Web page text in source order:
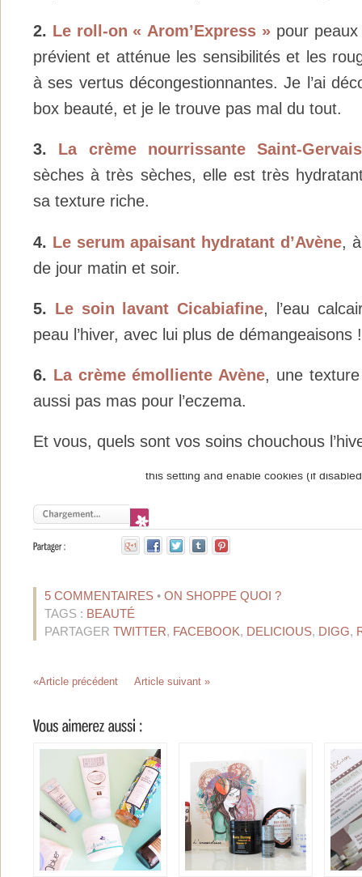
2. Le roll-on « Arom’Express » pour
prévient et atténue les sensibilités et les
à ses vertus décongestionnantes. Je l’ai
box beauté, et je le trouve pas mal du tout.
3. La crème nourrissante Saint-Gervais
sèches à très sèches, elle est très
sa texture riche.
4. Le serum apaisant hydratant d’Avène,
de jour matin et soir.
5. Le soin lavant Cicabiafine, l’eau
peau l’hiver, avec lui plus de démangeaisons !
6. La crème émolliente Avène, une
aussi pas mas pour l’eczema.
Et vous, quels sont vos soins chouchous
5 COMMENTAIRES • ON SHOPPE QUOI ?
TAGS : BEAUTÉ
PARTAGER TWITTER, FACEBOOK, DELICIOUS, DIGG,
«Article précédent Article suivant »